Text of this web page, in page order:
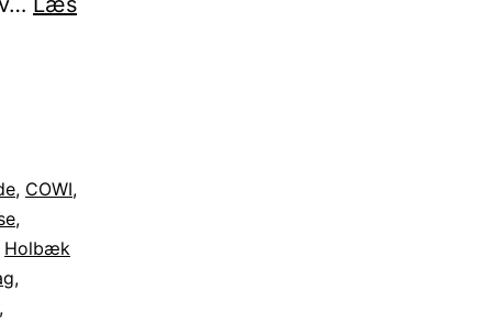
, COWI,
,
Holbæk
,
,